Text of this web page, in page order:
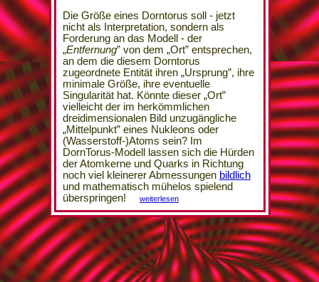
Die Größe eines Dorntorus soll - jetzt
nicht als Interpretation, sondern als
Forderung an das Modell - der
„Entfernung” von dem „Ort” entsprechen,
an dem die diesem Dorntorus
zugeordnete Entität ihren „Ursprung”, ihre
minimale Größe, ihre eventuelle
Singularität hat. Könnte dieser „Ort”
vielleicht der im herkömmlichen
dreidimensionalen Bild unzugängliche
„Mittelpunkt” eines Nukleons oder
(Wasserstoff-)Atoms sein? Im
DornTorus-Modell lassen sich die Hürden
der Atomkerne und Quarks in Richtung
noch viel kleinerer Abmessungen bildlich
und mathematisch mühelos spielend
überspringen!
weiterlesen